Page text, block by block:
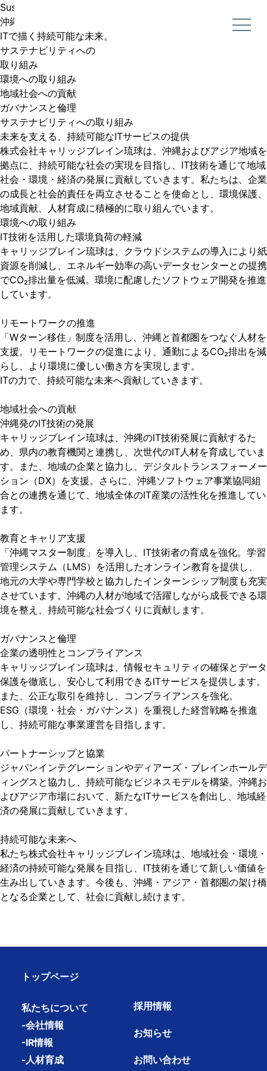
Sustainability
沖縄から、世界へ。
ITで描く持続可能な未来。
サステナビリティへの
取り組み
環境への取り組み
地域社会への貢献
ガバナンスと倫理
サステナビリティへの取り組み
未来を支える、持続可能なITサービスの提供
株式会社キャリッジブレイン琉球は、沖縄およびアジア地域を
拠点に、持続可能な社会の実現を目指し、IT技術を通じて地域
社会・環境・経済の発展に貢献していきます。私たちは、企業
の成長と社会的責任を両立させることを使命とし、環境保護、
地域貢献、人材育成に積極的に取り組んでいます。
環境への取り組み
IT技術を活用した環境負荷の軽減
キャリッジブレイン琉球は、クラウドシステムの導入により紙
資源を削減し、エネルギー効率の高いデータセンターとの提携
でCO₂排出量を低減。環境に配慮したソフトウェア開発を推進
しています。
リモートワークの推進
「Wターン移住」制度を活用し、沖縄と首都圏をつなぐ人材を
支援。リモートワークの促進により、通勤によるCO₂排出を減
らし、より環境に優しい働き方を実現します。
ITの力で、持続可能な未来へ貢献していきます。
地域社会への貢献
沖縄発のIT技術の発展
キャリッジブレイン琉球は、沖縄のIT技術発展に貢献するた
め、県内の教育機関と連携し、次世代のIT人材を育成していま
す。また、地域の企業と協力し、デジタルトランスフォーメー
ション（DX）を支援。さらに、沖縄ソフトウェア事業協同組
合との連携を通じて、地域全体のIT産業の活性化を推進してい
ます。
教育とキャリア支援
「沖縄マスター制度」を導入し、IT技術者の育成を強化。学習
管理システム（LMS）を活用したオンライン教育を提供し、
地元の大学や専門学校と協力したインターンシップ制度も充実
させています。沖縄の人材が地域で活躍しながら成長できる環
境を整え、持続可能な社会づくりに貢献します。
ガバナンスと倫理
企業の透明性とコンプライアンス
キャリッジブレイン琉球は、情報セキュリティの確保とデータ
保護を徹底し、安心して利用できるITサービスを提供します。
また、公正な取引を維持し、コンプライアンスを強化。
ESG（環境・社会・ガバナンス）を重視した経営戦略を推進
し、持続可能な事業運営を目指します。
パートナーシップと協業
ジャパンインテグレーションやディアーズ・ブレインホールデ
ィングスと協力し、持続可能なビジネスモデルを構築。沖縄お
よびアジア市場において、新たなITサービスを創出し、地域経
済の発展に貢献していきます。
持続可能な未来へ
私たち株式会社キャリッジブレイン琉球は、地域社会・環境・
経済の持続可能な発展を目指し、IT技術を通じて新しい価値を
生み出していきます。今後も、沖縄・アジア・首都圏の架け橋
となる企業として、社会に貢献し続けます。
トップページ
私たちについて
-会社情報
-IR情報
-人材育成
採用情報
お知らせ
お問い合わせ